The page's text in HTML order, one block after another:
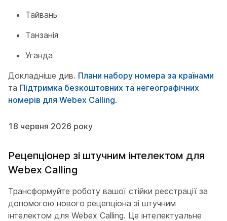
Тайвань
Танзанія
Уганда
Докладніше див. Плани набору номера за країнами
та Підтримка безкоштовних та негеографічних
номерів для Webex Calling.
18 червня 2026 року
Рецепціонер зі штучним інтелектом для
Webex Calling
Трансформуйте роботу вашої стійки реєстрації за
допомогою нового рецепціона зі штучним
інтелектом для Webex Calling. Це інтелектуальне